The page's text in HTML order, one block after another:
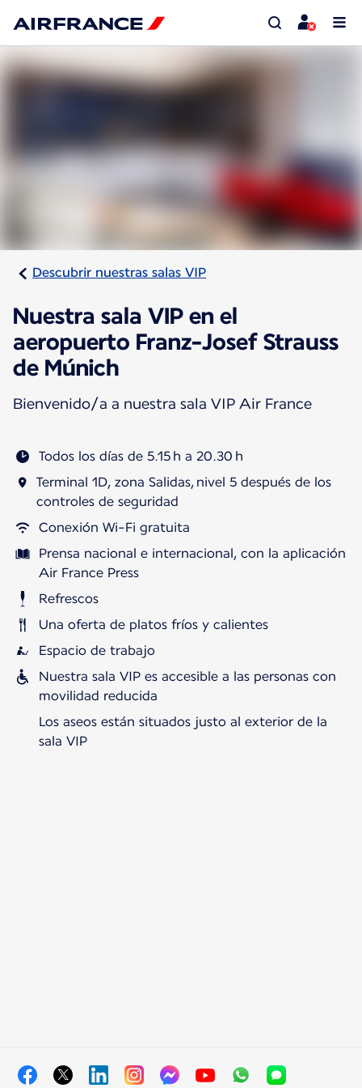
Descubrir nuestras salas VIP
Nuestra sala VIP en el
aeropuerto Franz-Josef Strauss
de Múnich
Bienvenido/a a nuestra sala VIP Air France
Todos los días de 5.15 h a 20.30 h
Terminal 1D, zona Salidas, nivel 5 después de los
controles de seguridad
Conexión Wi-Fi gratuita
Prensa nacional e internacional, con la aplicación
Air France Press
Refrescos
Una oferta de platos fríos y calientes
Espacio de trabajo
Nuestra sala VIP es accesible a las personas con
movilidad reducida
Los aseos están situados justo al exterior de la
sala VIP